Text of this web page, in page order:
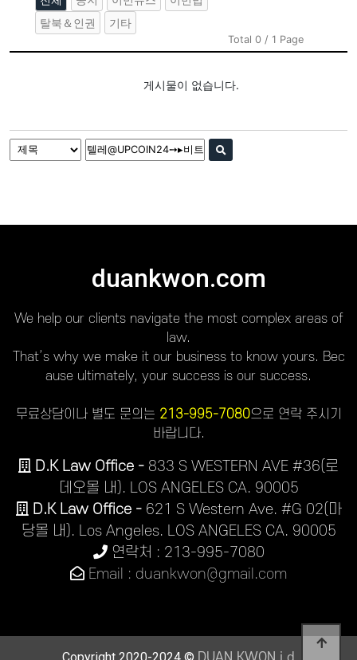
탈북＆인권
기타
Total 0 / 1 Page
게시물이 없습니다.
duankwon.com
We help our clients navigate the most complex areas of
law.
That’s why we make it our business to know yours. Bec
ause ultimately, your success is our success.
무료상담이나 별도 문의는 213-995-7080으로 연락 주시기
바랍니다.
D.K Law Office - 833 S WESTERN AVE #36(로
데오몰 내). LOS ANGELES CA. 90005
D.K Law Office - 621 S Western Ave. #G 02(마
당몰 내). Los Angeles. LOS ANGELES CA. 90005
연락처 : 213-995-7080
Email : duankwon@gmail.com